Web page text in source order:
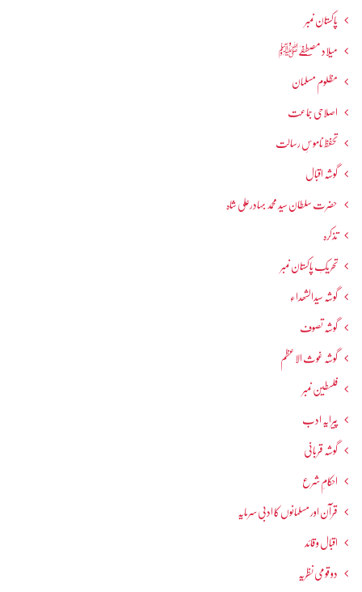
پاکستان نمبر
میلاد مصطفےٰﷺ
مظلوم مسلمان
اصلاحی جماعت
تحفظ ناموسِ رسالت
گوشہ اقبال
حضرت سلطان سید محمد بہادرعلی شاہ
تذکرہ
تحریکِ پاکستان نمبر
گوشہ سیدالشھداء
گوشہ تصوف
گوشہ غوث الاعظم
فلسطین نمبر
پیرایہ ادب
گوشہ قربانی
احکامِ شرع
قرآن اور مسلمانوں کا ادبی سرمایہ
اقبال و قائد
دو قومی نظریہ